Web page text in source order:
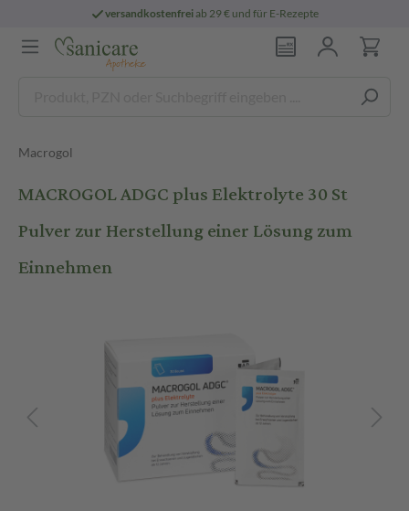
versandkostenfreiab 29 € und für E-Rezepte
Macrogol
MACROGOL ADGC plus Elektrolyte 30 St
Pulver zur Herstellung einer Lösung zum
Einnehmen